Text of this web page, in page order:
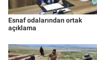
Esnaf odalarından ortak
açıklama